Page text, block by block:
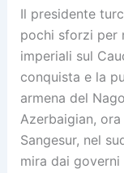
Il presidente
pochi sforzi per
imperiali sul
conquista e la
armena del
Azerbaigian,
Sangesur, nel
mira dai governi